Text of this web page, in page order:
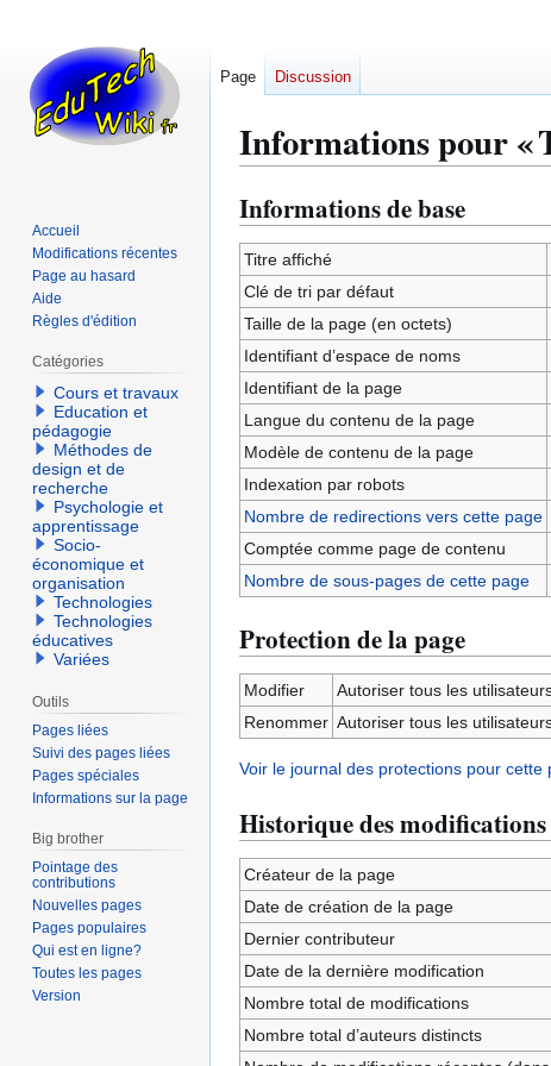
Informations pour «
Aller
à
la
navigation
Aller
à
la
recherche
Informations de base
Titre affiché
Clé de tri par défaut
Taille de la page (en octets)
Identifiant dʼespace de noms
Identifiant de la page
Langue du contenu de la page
Modèle de contenu de la page
Indexation par robots
Nombre de redirections vers cette page
Comptée comme page de contenu
Nombre de sous-pages de cette page
Protection de la page
Modifier
Autoriser tous les
Renommer Autoriser tous les
Voir le journal des protections pour cette
Historique des modifications
Créateur de la page
Date de création de la page
Dernier contributeur
Date de la dernière modification
Nombre total de modifications
Nombre total d’auteurs distincts
Page Discussion
Accueil
Modifications récentes
Page au hasard
Aide
Règles d'édition
Catégories
Cours et travaux
Education et
pédagogie
Méthodes de
design et de
recherche
Psychologie et
apprentissage
Socio-
économique et
organisation
Technologies
Technologies
éducatives
Variées
Outils
Pages liées
Suivi des pages liées
Pages spéciales
Informations sur la page
Big brother
Pointage des
contributions
Nouvelles pages
Pages populaires
Qui est en ligne?
Toutes les pages
Version